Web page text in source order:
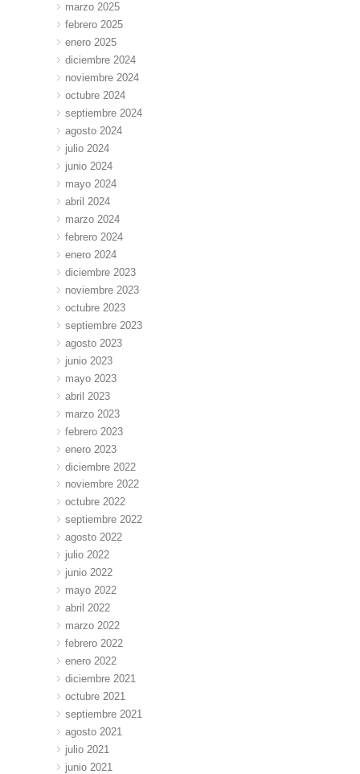
marzo 2025
febrero 2025
enero 2025
diciembre 2024
noviembre 2024
octubre 2024
septiembre 2024
agosto 2024
julio 2024
junio 2024
mayo 2024
abril 2024
marzo 2024
febrero 2024
enero 2024
diciembre 2023
noviembre 2023
octubre 2023
septiembre 2023
agosto 2023
junio 2023
mayo 2023
abril 2023
marzo 2023
febrero 2023
enero 2023
diciembre 2022
noviembre 2022
octubre 2022
septiembre 2022
agosto 2022
julio 2022
junio 2022
mayo 2022
abril 2022
marzo 2022
febrero 2022
enero 2022
diciembre 2021
octubre 2021
septiembre 2021
agosto 2021
julio 2021
junio 2021